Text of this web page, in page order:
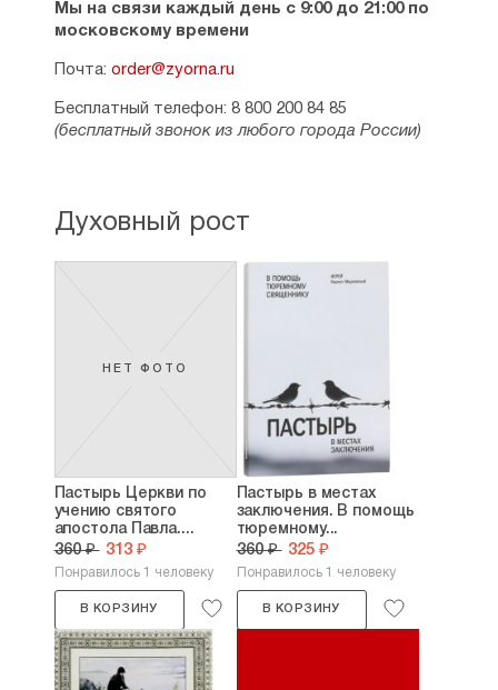
Мы на связи каждый день с 9:00 до 21:00 по
московскому времени
Почта: order@zyorna.ru
Бесплатный телефон: 8 800 200 84 85
(бесплатный звонок из любого города России)
Духовный рост
НЕТ ФОТО
Пастырь Церкви по
учению святого
апостола Павла....
360 ₽ 313 ₽
Понравилось 1 человеку
В КОРЗИНУ
Пастырь в местах
заключения. В помощь
тюремному...
360 ₽ 325 ₽
Понравилось 1 человеку
В КОРЗИНУ